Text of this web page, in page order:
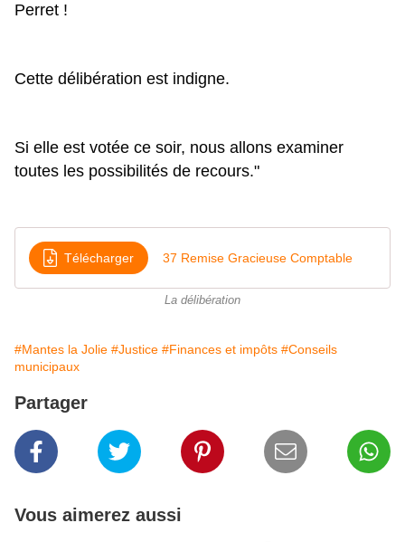
Perret !
Cette délibération est indigne.
Si elle est votée ce soir, nous allons examiner
toutes les possibilités de recours."
Télécharger 37 Remise Gracieuse Comptable
La délibération
#Mantes la Jolie #Justice #Finances et impôts #Conseils
municipaux
Partager
Vous aimerez aussi